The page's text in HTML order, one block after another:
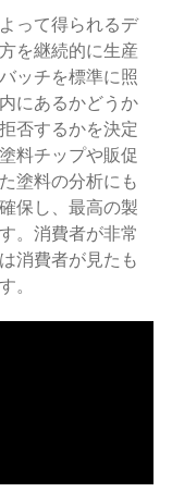
って得られるデ
を継続的に生産
ッチを標準に照
にあるかどうか
否するかを決定
料チップや販促
塗料の分析にも
保し、最高の製
。消費者が非常
消費者が見たも
。